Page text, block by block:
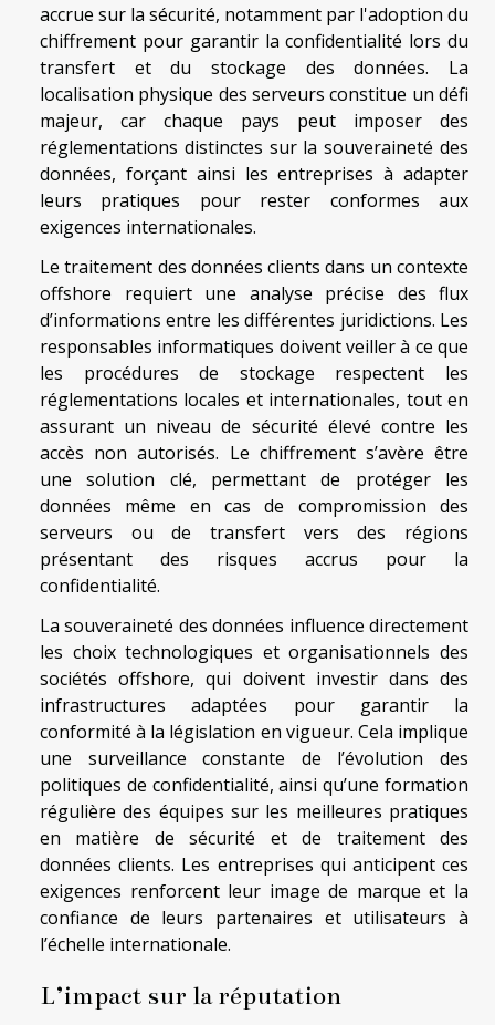
accrue sur la sécurité, notamment par l'adoption du
chiffrement pour garantir la confidentialité lors du
transfert et du stockage des données. La
localisation physique des serveurs constitue un défi
majeur, car chaque pays peut imposer des
réglementations distinctes sur la souveraineté des
données, forçant ainsi les entreprises à adapter
leurs pratiques pour rester conformes aux
exigences internationales.
Le traitement des données clients dans un contexte
offshore requiert une analyse précise des flux
d’informations entre les différentes juridictions. Les
responsables informatiques doivent veiller à ce que
les procédures de stockage respectent les
réglementations locales et internationales, tout en
assurant un niveau de sécurité élevé contre les
accès non autorisés. Le chiffrement s’avère être
une solution clé, permettant de protéger les
données même en cas de compromission des
serveurs ou de transfert vers des régions
présentant des risques accrus pour la
confidentialité.
La souveraineté des données influence directement
les choix technologiques et organisationnels des
sociétés offshore, qui doivent investir dans des
infrastructures adaptées pour garantir la
conformité à la législation en vigueur. Cela implique
une surveillance constante de l’évolution des
politiques de confidentialité, ainsi qu’une formation
régulière des équipes sur les meilleures pratiques
en matière de sécurité et de traitement des
données clients. Les entreprises qui anticipent ces
exigences renforcent leur image de marque et la
confiance de leurs partenaires et utilisateurs à
l’échelle internationale.
L’impact sur la réputation